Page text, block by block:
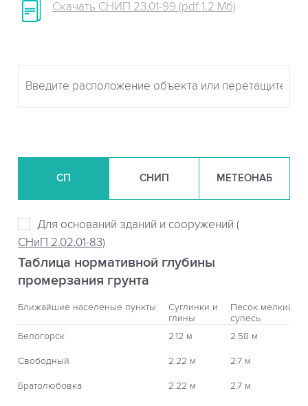
Скачать СНИП 23.01-99 (pdf 1.2 Мб)
СП СНИП МЕТЕОНАБ
Для оснований зданий и сооружений (
СНиП 2.02.01-83)
Таблица нормативной глубины
промерзания грунта
Ближайшие населеные пункты
Суглинки и
глины
Песок мелкий,
супесь
Белогорск
2.12 м 2.58 м
Свободный 2.22 м 2.7 м
Братолюбовка 2.22 м 2.7 м